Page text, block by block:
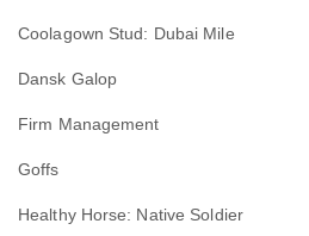
Coolagown Stud: Dubai Mile
Dansk Galop
Firm Management
Goffs
Healthy Horse: Native Soldier